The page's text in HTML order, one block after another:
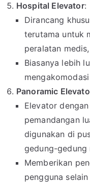
Hospital Elevator:
Dirancang
terutama untuk
peralatan
Biasanya lebih
Panoramic
Elevator
pemandangan
digunakan di
gedung-gedung
Memberikan
pengguna